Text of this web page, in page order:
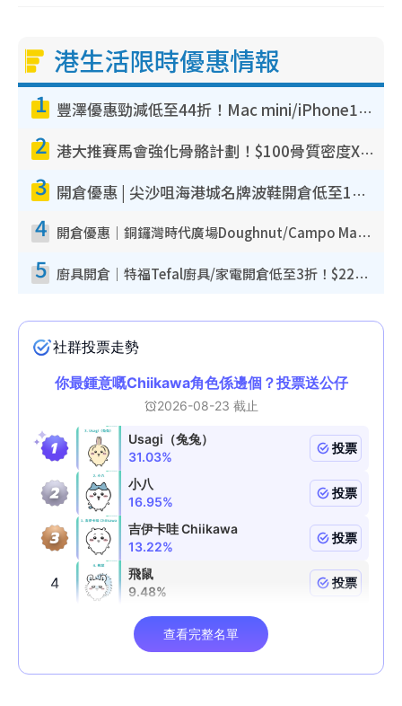
港生活限時優惠情報
1 豐澤優惠勁減低至44折！Mac mini/iPhone17Pro大減價！廚房家電$220起
2 港大推賽馬會強化骨骼計劃！$100骨質密度X光檢查 完成免費運動訓練送超市禮券！附參加資格
3 開倉優惠 | 尖沙咀海港城名牌波鞋開倉低至1折！On鞋$899起／Joy&Peace鞋履$98起
4 開倉優惠｜銅鑼灣時代廣場Doughnut/Campo Marzio開倉低至1折！背囊、書包、手袋劈價$200起
5 廚具開倉｜特福Tefal廚具/家電開倉低至3折！$220起買平底鍋/炒鑊/湯煲！電飯煲/吸塵機/燙斗$418起